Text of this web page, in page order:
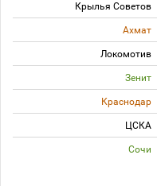
Крылья Советов
Ахмат
Локомотив
Зенит
Краснодар
ЦСКА
Сочи